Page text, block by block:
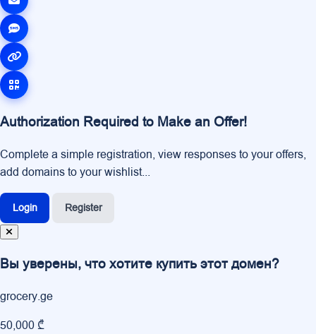
Authorization Required to Make an Offer!
Complete a simple registration, view responses to your offers,
add domains to your wishlist...
Login Register
Вы уверены, что хотите купить этот домен?
grocery.ge
50,000 ₾